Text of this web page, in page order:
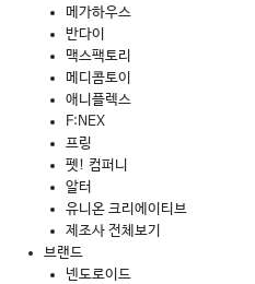
메가하우스
반다이
맥스팩토리
메디콤토이
애니플렉스
F:NEX
프링
펫! 컴퍼니
알터
유니온 크리에이티브
제조사 전체보기
브랜드
넨도로이드